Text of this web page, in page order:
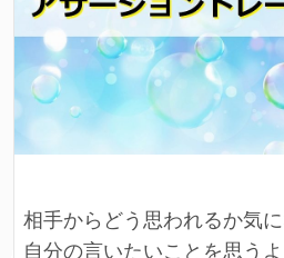
相手からどう思われるか気
自分の言いたいことを思う